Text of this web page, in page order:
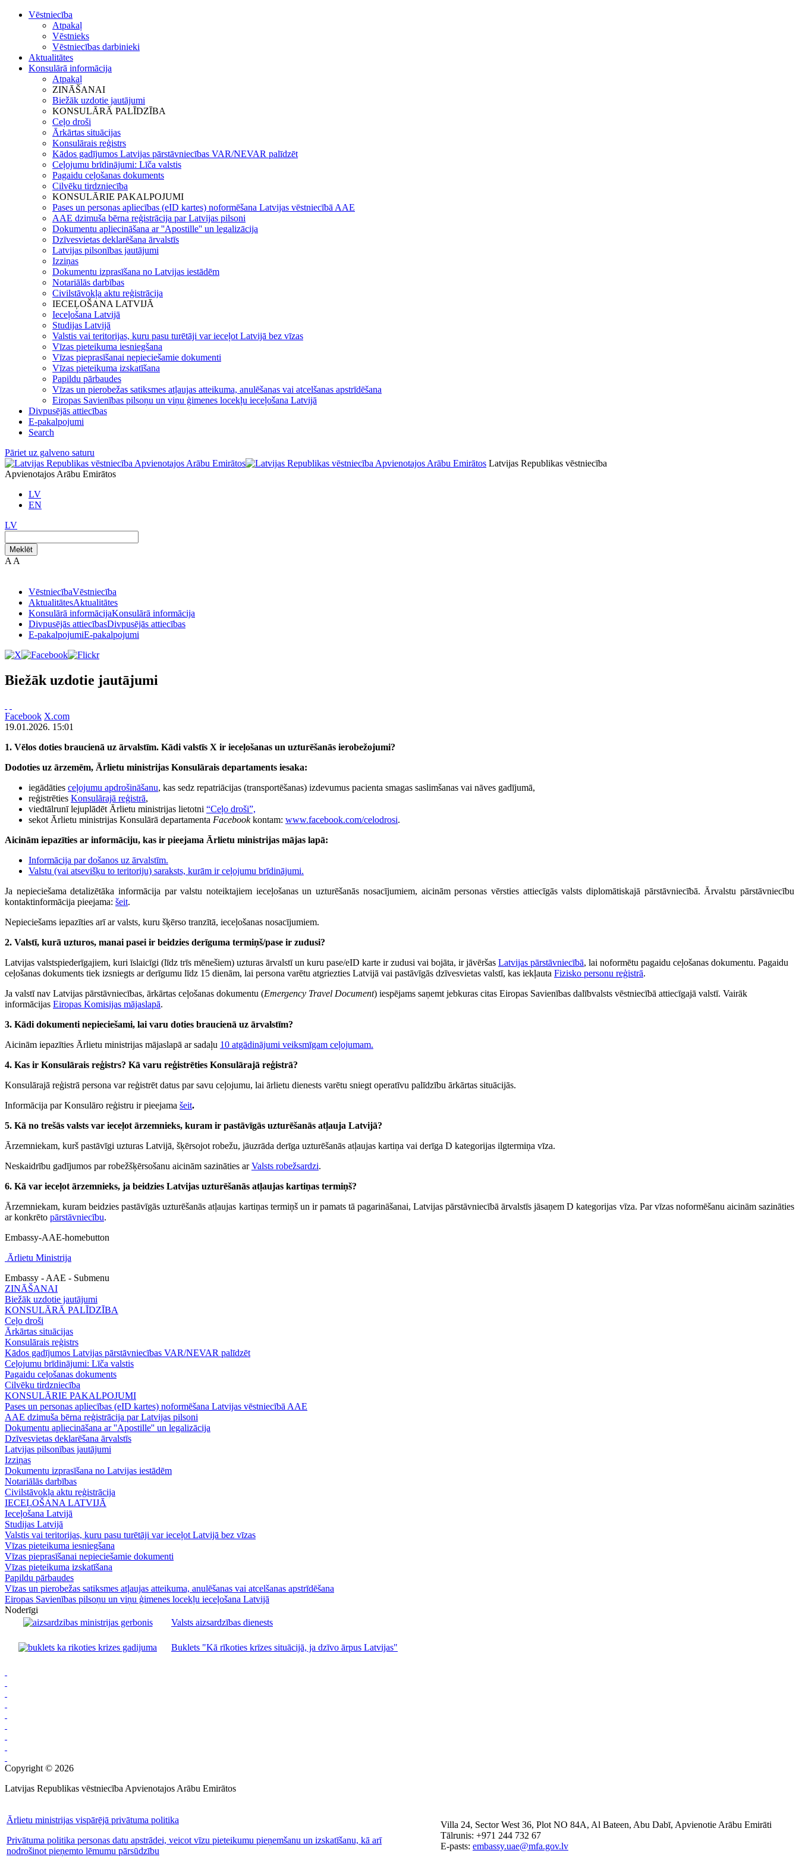
Vēstniecība
Atpakaļ
Vēstnieks
Vēstniecības darbinieki
Aktualitātes
Konsulārā informācija
Atpakaļ
ZINĀŠANAI
Biežāk uzdotie jautājumi
KONSULĀRĀ PALĪDZĪBA
Ceļo droši
Ārkārtas situācijas
Konsulārais reģistrs
Kādos gadījumos Latvijas pārstāvniecības VAR/NEVAR palīdzēt
Ceļojumu brīdinājumi: Līča valstis
Pagaidu ceļošanas dokuments
Cilvēku tirdzniecība
KONSULĀRIE PAKALPOJUMI
Pases un personas apliecības (eID kartes) noformēšana Latvijas vēstniecībā AAE
AAE dzimuša bērna reģistrācija par Latvijas pilsoni
Dokumentu apliecināšana ar ''Apostille'' un legalizācija
Dzīvesvietas deklarēšana ārvalstīs
Latvijas pilsonības jautājumi
Izziņas
Dokumentu izprasīšana no Latvijas iestādēm
Notariālās darbības
Civilstāvokļa aktu reģistrācija
IECEĻOŠANA LATVIJĀ
Ieceļošana Latvijā
Studijas Latvijā
Valstis vai teritorijas, kuru pasu turētāji var ieceļot Latvijā bez vīzas
Vīzas pieteikuma iesniegšana
Vīzas pieprasīšanai nepieciešamie dokumenti
Vīzas pieteikuma izskatīšana
Papildu pārbaudes
Vīzas un pierobežas satiksmes atļaujas atteikuma, anulēšanas vai atcelšanas apstrīdēšana
Eiropas Savienības pilsoņu un viņu ģimenes locekļu ieceļošana Latvijā
Divpusējās attiecības
E-pakalpojumi
Search
Pāriet uz galveno saturu
Latvijas Republikas vēstniecība
Apvienotajos Arābu Emirātos
LV
EN
LV
Meklēt
A A
VēstniecībaVēstniecība
AktualitātesAktualitātes
Konsulārā informācijaKonsulārā informācija
Divpusējās attiecībasDivpusējās attiecības
E-pakalpojumiE-pakalpojumi
Biežāk uzdotie jautājumi
Facebook X.com
19.01.2026. 15:01
1. Vēlos doties braucienā uz ārvalstīm. Kādi valstīs X ir ieceļošanas un uzturēšanās ierobežojumi?
Dodoties uz ārzemēm, Ārlietu ministrijas Konsulārais departaments iesaka:
iegādāties ceļojumu apdrošināšanu, kas sedz repatriācijas (transportēšanas) izdevumus pacienta smagas saslimšanas vai nāves gadījumā,
reģistrēties Konsulārajā reģistrā,
viedtālrunī lejuplādēt Ārlietu ministrijas lietotni “Ceļo droši”,
sekot Ārlietu ministrijas Konsulārā departamenta Facebookkontam: www.facebook.com/celodrosi.
Aicinām iepazīties ar informāciju, kas ir pieejama Ārlietu ministrijas mājas lapā:
Informācija par došanos uz ārvalstīm.
Valstu (vai atsevišķu to teritoriju) saraksts, kurām ir ceļojumu brīdinājumi.
Ja nepieciešama detalizētāka informācija par valstu noteiktajiem ieceļošanas un uzturēšanās nosacījumiem, aicinām personas vērsties attiecīgās valsts diplomātiskajā pārstāvniecībā. Ārvalstu pārstāvniecību
kontaktinformācija pieejama: šeit.
Nepieciešams iepazīties arī ar valsts, kuru šķērso tranzītā, ieceļošanas nosacījumiem.
2. Valstī, kurā uzturos, manai pasei ir beidzies derīguma termiņš/pase ir zudusi?
Latvijas valstspiederīgajiem, kuri īslaicīgi (līdz trīs mēnešiem) uzturas ārvalstī un kuru pase/eID karte ir zudusi vai bojāta, ir jāvēršas Latvijas pārstāvniecībā, lai noformētu pagaidu ceļošanas dokumentu. Pagaidu
ceļošanas dokuments tiek izsniegts ar derīgumu līdz 15 dienām, lai persona varētu atgriezties Latvijā vai pastāvīgās dzīvesvietas valstī, kas iekļauta Fizisko personu reģistrā.
Ja valstī nav Latvijas pārstāvniecības, ārkārtas ceļošanas dokumentu (Emergency Travel Document) iespējams saņemt jebkuras citas Eiropas Savienības dalībvalsts vēstniecībā attiecīgajā valstī. Vairāk
informācijas Eiropas Komisijas mājaslapā.
3. Kādi dokumenti nepieciešami, lai varu doties braucienā uz ārvalstīm?
Aicinām iepazīties Ārlietu ministrijas mājaslapā ar sadaļu 10 atgādinājumi veiksmīgam ceļojumam.
4. Kas ir Konsulārais reģistrs? Kā varu reģistrēties Konsulārajā reģistrā?
Konsulārajā reģistrā persona var reģistrēt datus par savu ceļojumu, lai ārlietu dienests varētu sniegt operatīvu palīdzību ārkārtas situācijās.
Informācija par Konsulāro reģistru ir pieejama šeit.
5. Kā no trešās valsts var ieceļot ārzemnieks, kuram ir pastāvīgās uzturēšanās atļauja Latvijā?
Ārzemniekam, kurš pastāvīgi uzturas Latvijā, šķērsojot robežu, jāuzrāda derīga uzturēšanās atļaujas kartiņa vai derīga D kategorijas ilgtermiņa vīza.
Neskaidrību gadījumos par robežšķērsošanu aicinām sazināties arValsts robežsardzi.
6. Kā var ieceļot ārzemnieks, ja beidzies Latvijas uzturēšanās atļaujas kartiņas termiņš?
Ārzemniekam, kuram beidzies pastāvīgās uzturēšanās atļaujas kartiņas termiņš un ir pamats tā pagarināšanai, Latvijas pārstāvniecībā ārvalstīs jāsaņem D kategorijas vīza. Par vīzas noformēšanu aicinām sazināties
ar konkrēto pārstāvniecību.
Embassy-AAE-homebutton
Ārlietu Ministrija
Embassy - AAE - Submenu
ZINĀŠANAI
Biežāk uzdotie jautājumi
KONSULĀRĀ PALĪDZĪBA
Ceļo droši
Ārkārtas situācijas
Konsulārais reģistrs
Kādos gadījumos Latvijas pārstāvniecības VAR/NEVAR palīdzēt
Ceļojumu brīdinājumi: Līča valstis
Pagaidu ceļošanas dokuments
Cilvēku tirdzniecība
KONSULĀRIE PAKALPOJUMI
Pases un personas apliecības (eID kartes) noformēšana Latvijas vēstniecībā AAE
AAE dzimuša bērna reģistrācija par Latvijas pilsoni
Dokumentu apliecināšana ar ''Apostille'' un legalizācija
Dzīvesvietas deklarēšana ārvalstīs
Latvijas pilsonības jautājumi
Izziņas
Dokumentu izprasīšana no Latvijas iestādēm
Notariālās darbības
Civilstāvokļa aktu reģistrācija
IECEĻOŠANA LATVIJĀ
Ieceļošana Latvijā
Studijas Latvijā
Valstis vai teritorijas, kuru pasu turētāji var ieceļot Latvijā bez vīzas
Vīzas pieteikuma iesniegšana
Vīzas pieprasīšanai nepieciešamie dokumenti
Vīzas pieteikuma izskatīšana
Papildu pārbaudes
Vīzas un pierobežas satiksmes atļaujas atteikuma, anulēšanas vai atcelšanas apstrīdēšana
Eiropas Savienības pilsoņu un viņu ģimenes locekļu ieceļošana Latvijā
Noderīgi
Valsts aizsardzības dienests
Buklets "Kā rīkoties krīzes situācijā, ja dzīvo ārpus Latvijas"
Copyright © 2026
Latvijas Republikas vēstniecība Apvienotajos Arābu Emirātos
Ārlietu ministrijas vispārējā privātuma politika
Privātuma politika personas datu apstrādei, veicot vīzu pieteikumu pieņemšanu un izskatīšanu, kā arī
nodrošinot pieņemto lēmumu pārsūdzību
Villa 24, Sector West 36, Plot NO 84A, Al Bateen, Abu Dabī, Apvienotie Arābu Emirāti
Tālrunis: +971 244 732 67
E-pasts: embassy.uae@mfa.gov.lv